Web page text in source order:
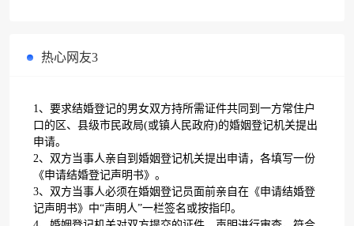
热心网友3
1、要求结婚登记的男女双方持所需证件共同到一方常住户
口的区、县级市民政局(或镇人民政府)的婚姻登记机关提出
申请。
2、双方当事人亲自到婚姻登记机关提出申请，各填写一份
《申请结婚登记声明书》。
3、双方当事人必须在婚姻登记员面前亲自在《申请结婚登
记声明书》中“声明人”一栏签名或按指印。